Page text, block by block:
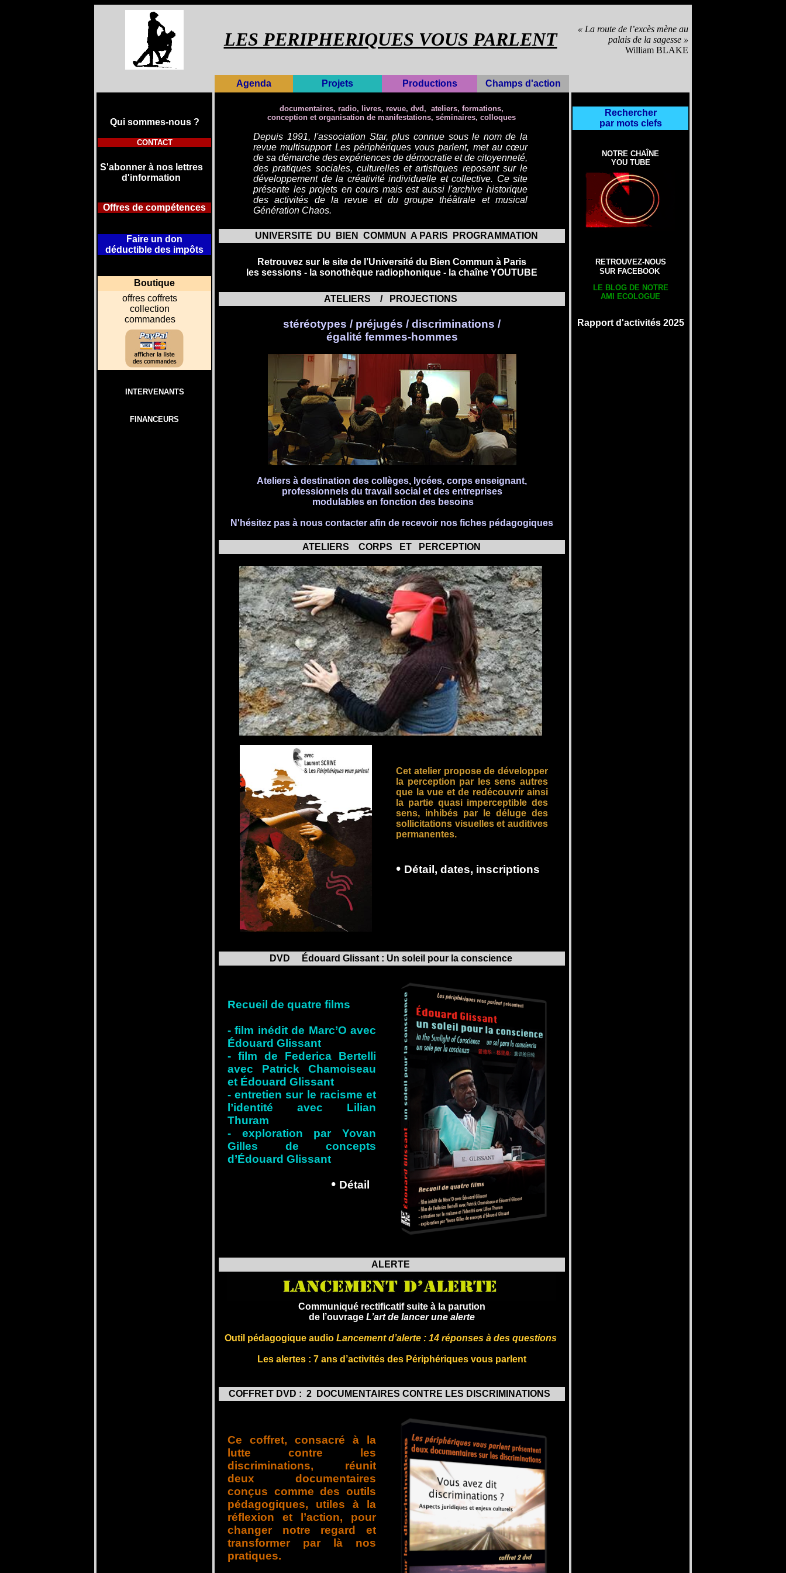
LES PERIPHERIQUES VOUS PARLENT
« La route de l’excès mène au
palais de la sagesse »
William BLAKE
Agenda Projets Productions Champs d'action
Qui sommes-nous ?
CONTACT
S'abonner à nos lettres
d'information
Offres de compétences
Faire un don
déductible des impôts
Boutique
offres coffrets
collection
commandes
INTERVENANTS
FINANCEURS
documentaires, radio, livres, revue, dvd, ateliers, formations,
conception et organisation de manifestations, séminaires, colloques
Depuis 1991, l'association Star, plus connue sous le nom de la
revuemultisupport Les périphériques vous parlent, met au cœur
de sa démarche des expériences de démocratie et de citoyenneté,
des pratiques sociales, culturelles et artistiques reposant sur le
développement de la créativité individuelle et collective. Ce site
présente les projets en cours mais est aussi l'archive historique
des activités de la revue et du groupe théâtrale et musical
Génération Chaos.
UNIVERSITE DU BIEN COMMUN A PARIS PROGRAMMATION
Retrouvez sur le site de l’Université du Bien Commun à Paris
les sessions - la sonothèque radiophonique - la chaîne YOUTUBE
ATELIERS / PROJECTIONS
stéréotypes / préjugés / discriminations /
égalité femmes-hommes
Ateliers à destination des collèges, lycées, corps enseignant,
professionnels du travail social et des entreprises
modulables en fonction des besoins
N'hésitez pas à nous contacter afin de recevoir nos fiches pédagogiques
ATELIERS CORPS ET PERCEPTION
Cet atelier propose de développer
la perception par les sens autres
que la vue et de redécouvrir ainsi
la partie quasi imperceptible des
sens, inhibés par le déluge des
sollicitations visuelles et auditives
permanentes.
• Détail, dates, inscriptions
DVD Édouard Glissant : Un soleil pour la conscience
Recueil de quatre films
- film inédit de Marc’O avec
Édouard Glissant
- film de Federica Bertelli
avec Patrick Chamoiseau
et Édouard Glissant
- entretien sur le racisme et
l’identité avec Lilian
Thuram
- exploration par Yovan
Gilles de concepts
d’Édouard Glissant
• Détail
ALERTE
Communiqué rectificatif suite à la parution
de l’ouvrage L’art de lancer une alerte
Outil pédagogique audio Lancement d’alerte : 14 réponses à des questions
Les a lertes : 7 ans d’activités des Périphériques vous parlent
COFFRET DVD : 2 DOCUMENTAIRES CONTRE LES DISCRIMINATIONS
Ce coffret, consacré à la
lutte contre les
discriminations, réunit
deux documentaires
conçus comme des outils
pédagogiques, utiles à la
réflexion et l’action, pour
changer notre regard et
transformer par là nos
pratiques.
Rechercher
par mots clefs
NOTRE CHAÎNE
YOU TUBE
RETROUVEZ-NOUS
SUR FACEBOOK
LE BLOG DE NOTRE
AMI ECOLOGUE
Rapport d'activités 2025